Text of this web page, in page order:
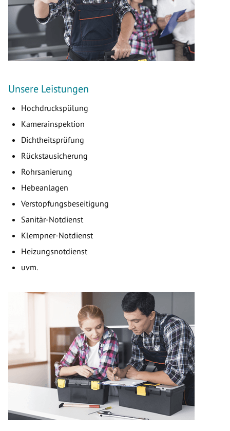
Unsere Leistungen
Hochdruckspülung
Kamerainspektion
Dichtheitsprüfung
Rückstausicherung
Rohrsanierung
Hebeanlagen
Verstopfungsbeseitigung
Sanitär-Notdienst
Klempner-Notdienst
Heizungsnotdienst
uvm.